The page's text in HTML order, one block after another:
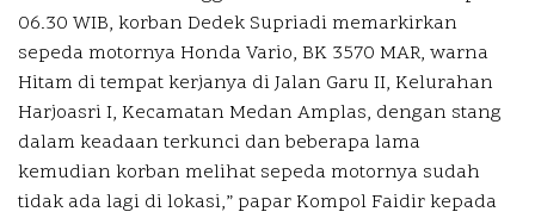
06.30 WIB, korban Dedek Supriadi memarkirkan
sepeda motornya Honda Vario, BK 3570 MAR, warna
Hitam di tempat kerjanya di Jalan Garu II, Kelurahan
Harjoasri I, Kecamatan Medan Amplas, dengan stang
dalam keadaan terkunci dan beberapa lama
kemudian korban melihat sepeda motornya sudah
tidak ada lagi di lokasi,” papar Kompol Faidir kepada